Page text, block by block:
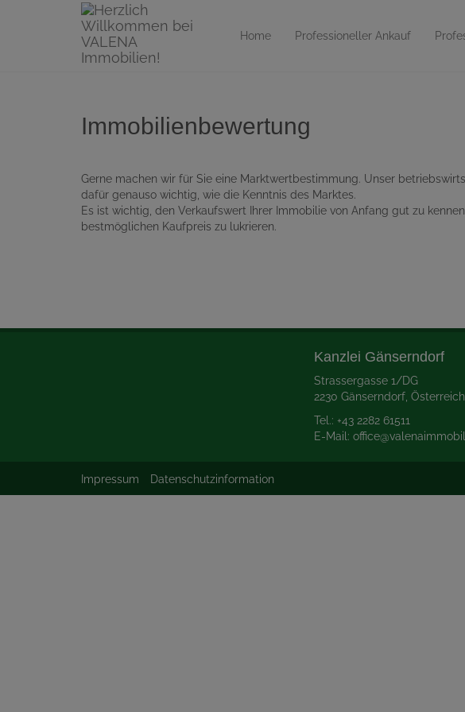
Home Professioneller Ankauf
Immobilienbewertung
Gerne machen wir für Sie eine Marktwertbestimmung. Unser
dafür genauso wichtig, wie die Kenntnis des Marktes.
Es ist wichtig, den Verkaufswert Ihrer Immobilie von Anfang gut zu
bestmöglichen Kaufpreis zu lukrieren.
Kanzlei Gänserndorf
Strassergasse 1/DG
2230 Gänserndorf, Österreich
Tel.: +43 2282 61511
E-Mail:
Impressum Datenschutzinformation